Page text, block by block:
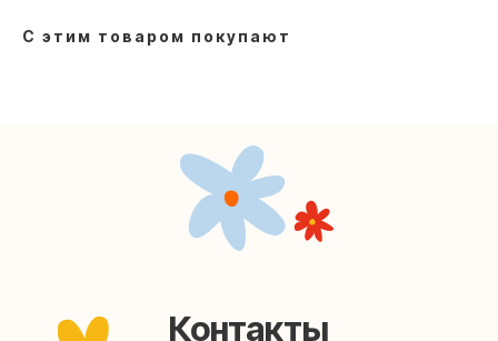
С этим товаром покупают
Наш канал в Telegram
+7 (495) 005-03-13